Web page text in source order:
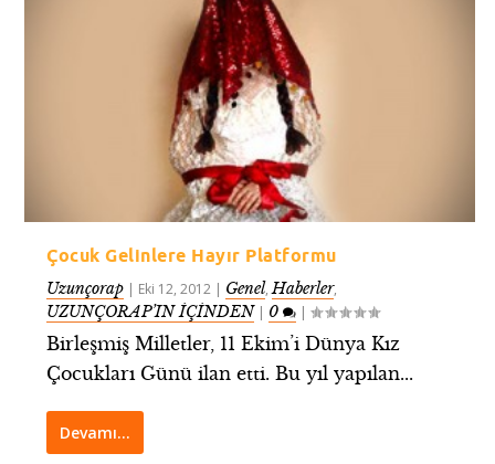
Çocuk Gelinlere Hayır Platformu
Uzunçorap | Eki 12, 2012 | Genel,Haberler,
UZUNÇORAP’IN İÇİNDEN| 0 |
Birleşmiş Milletler, 11 Ekim’i Dünya Kız
Çocukları Günü ilan etti. Bu yıl yapılan...
Devamı…